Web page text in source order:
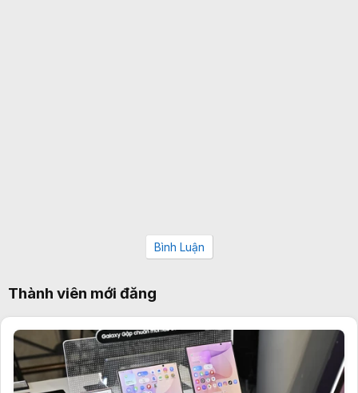
Bình Luận
Thành viên mới đăng